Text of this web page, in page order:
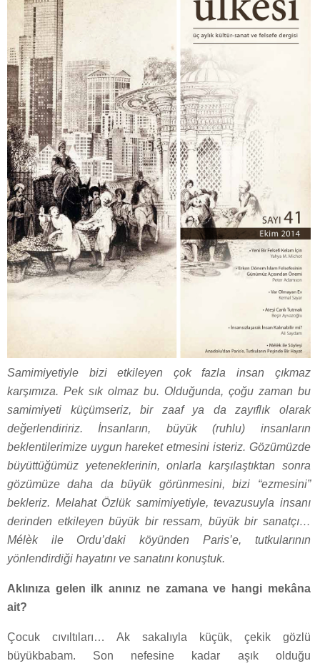
Samimiyetiyle bizi etkileyen çok fazla insan çıkmaz
karşımıza. Pek sık olmaz bu. Olduğunda, çoğu zaman bu
samimiyeti küçümseriz, bir zaaf ya da zayıflık olarak
değerlendiririz. İnsanların, büyük (ruhlu) insanların
beklentilerimize uygun hareket etmesini isteriz. Gözümüzde
büyüttüğümüz yeteneklerinin, onlarla karşılaştıktan sonra
gözümüze daha da büyük görünmesini, bizi “ezmesini”
bekleriz. Melahat Özlük samimiyetiyle, tevazusuyla insanı
derinden etkileyen büyük bir ressam, büyük bir sanatçı…
Mélèk ile Ordu’daki köyünden Paris’e, tutkularının
yönlendirdiği hayatını ve sanatını konuştuk.
Aklınıza gelen ilk anınız ne zamana ve hangi mekâna
ait?
Çocuk cıvıltıları… Ak sakalıyla küçük, çekik gözlü
büyükbabam. Son nefesine kadar aşık olduğu